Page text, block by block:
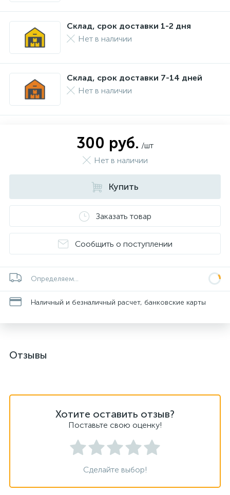
Склад, срок доставки 1-2 дня
Нет в наличии
Склад, срок доставки 7-14 дней
Нет в наличии
300 руб. /шт
Нет в наличии
Купить
Заказать товар
Сообщить о поступлении
Определяем...
Наличный и безналичный расчет, банковские карты
Отзывы
Хотите оставить отзыв?
Поставьте свою оценку!
Сделайте выбор!